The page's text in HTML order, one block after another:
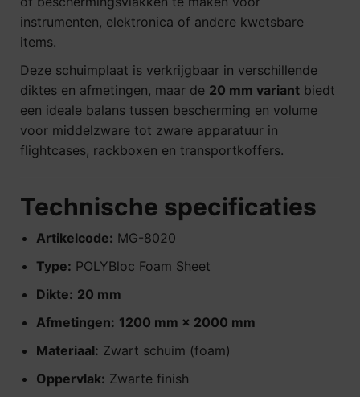
instrumenten, elektronica of andere kwetsbare
items.
Deze schuimplaat is verkrijgbaar in verschillende
diktes en afmetingen, maar de 20 mm variant biedt
een ideale balans tussen bescherming en volume
voor middelzware tot zware apparatuur in
flightcases, rackboxen en transportkoffers.
Technische specificaties
Artikelcode: MG-8020
Type: POLYBloc Foam Sheet
Dikte: 20 mm
Afmetingen: 1200 mm × 2000 mm
Materiaal: Zwart schuim (foam)
Oppervlak: Zwarte finish